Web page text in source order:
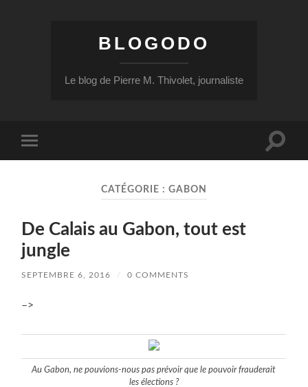
BLOGODO
Le blog de Pierre M. Thivolet, journaliste
mobile
Toggle
CATÉGORIE : GABON
De Calais au Gabon, tout est
jungle
SEPTEMBRE 6, 2016 / 0 COMMENTS
–>
Au Gabon, ne pouvions-nous pas prévoir que le pouvoir frauderait
les élections ?